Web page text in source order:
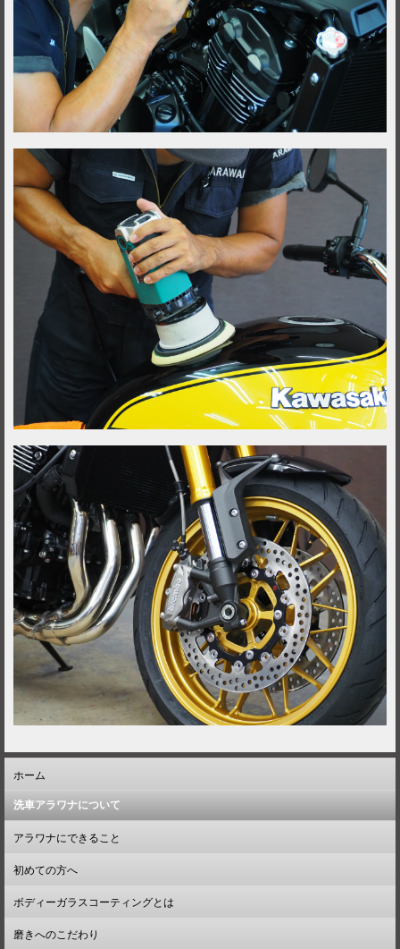
ホーム
洗車アラワナについて
アラワナにできること
初めての方へ
ボディーガラスコーティングとは
磨きへのこだわり